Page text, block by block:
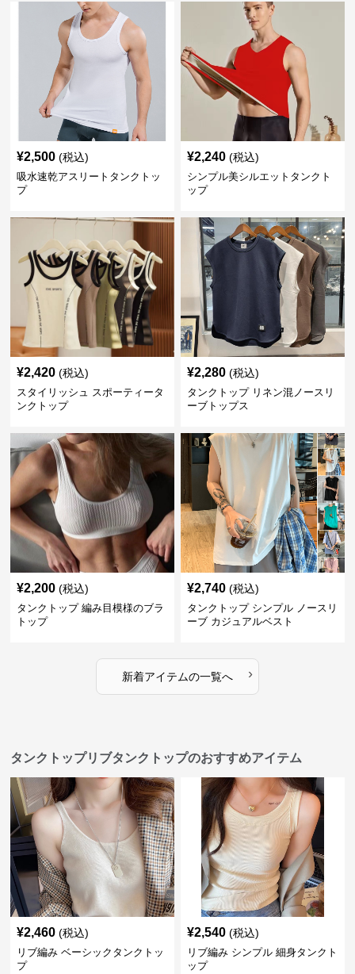
¥2,500 (税込)
吸水速乾アスリートタンクトッ
プ
¥2,240 (税込)
シンプル美シルエットタンクト
ップ
¥2,420 (税込)
スタイリッシュ スポーティータ
ンクトップ
¥2,280 (税込)
タンクトップ リネン混ノースリ
ーブトップス
¥2,200 (税込)
タンクトップ 編み目模様のブラ
トップ
¥2,740 (税込)
タンクトップ シンプル ノースリ
ーブ カジュアルベスト
新着アイテムの一覧へ ›
タンクトップリブタンクトップのおすすめアイテム
¥2,460 (税込)
リブ編み ベーシックタンクトッ
プ
¥2,540 (税込)
リブ編み シンプル 細身タンクト
ップ